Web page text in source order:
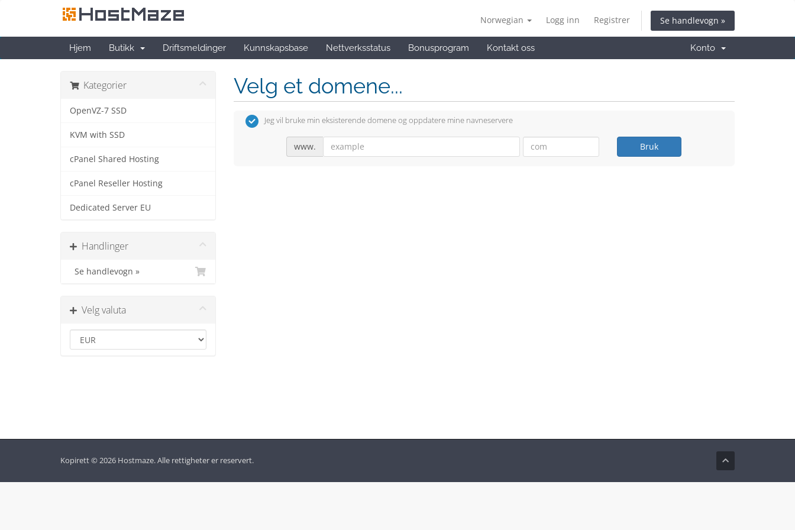
Norwegian Logg inn Registrer Se handlevogn »
Hjem Butikk Driftsmeldinger Kunnskapsbase Nettverksstatus Bonusprogram Kontakt oss Konto
Kategorier
OpenVZ-7 SSD
KVM with SSD
cPanel Shared Hosting
cPanel Reseller Hosting
Dedicated Server EU
Handlinger
Se handlevogn »
Velg valuta
Velg et domene...
Jeg vil bruke min eksisterende domene og oppdatere mine navneservere
www. Bruk
Kopirett © 2026 Hostmaze. Alle rettigheter er reservert.